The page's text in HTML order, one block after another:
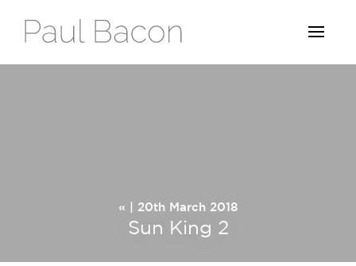
« | 20th March 2018
Sun King 2